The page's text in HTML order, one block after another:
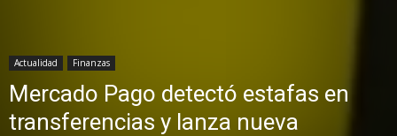
Actualidad Finanzas
Mercado Pago detectó estafas en
transferencias y lanza nueva